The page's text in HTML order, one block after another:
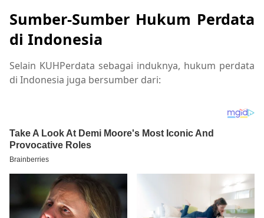
Sumber-Sumber Hukum Perdata
di Indonesia
Selain KUHPerdata sebagai induknya, hukum perdata
di Indonesia juga bersumber dari: